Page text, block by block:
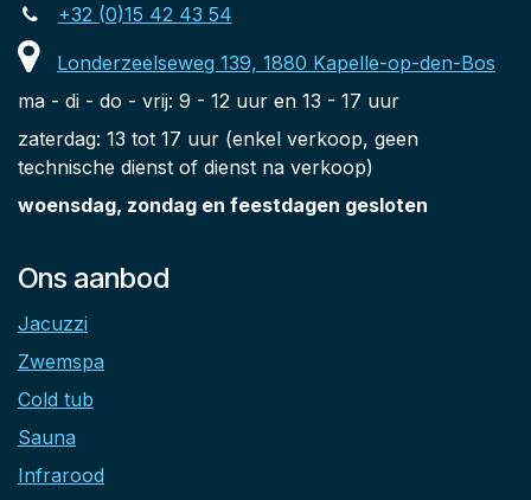
+32 (0)15 42 43 54
Londerzeelseweg 139, 1880 Kapelle-op-den-Bos
ma - di - do - vrij: 9 - 12 uur en 13 - 17 uur
zaterdag: 13 tot 17 uur (enkel verkoop, geen
technische dienst of dienst na verkoop)
woensdag, zondag en feestdagen gesloten
Ons aanbod
Jacuzzi
Zwemspa
Cold tub
Sauna
Infrarood